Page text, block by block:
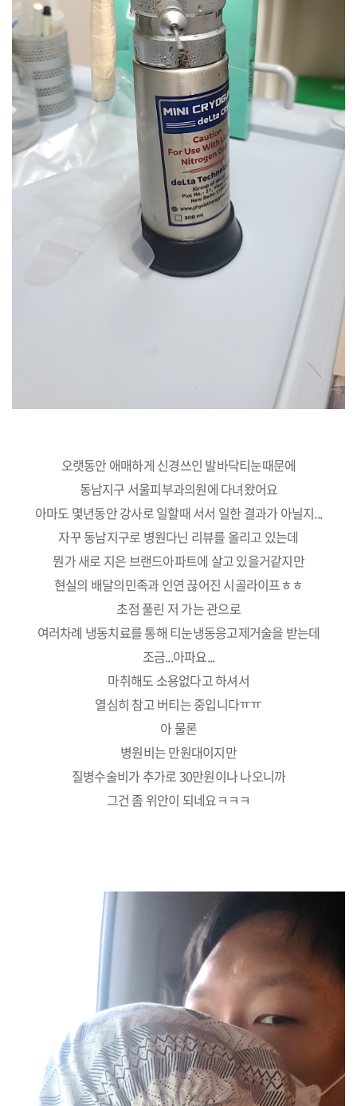
오랫동안 애매하게 신경쓰인 발바닥티눈때문에
동남지구 서울피부과의원에 다녀왔어요
아마도 몇년동안 강사로 일할때 서서 일한 결과가 아닐지...
자꾸 동남지구로 병원다닌 리뷰를 올리고 있는데
뭔가 새로 지은 브랜드아파트에 살고 있을거같지만
현실의 배달의민족과 인연 끊어진 시골라이프ㅎㅎ
초점 풀린 저 가는 관으로
여러차례 냉동치료를 통해 티눈냉동응고제거술을 받는데
조금...아파요...
마취해도 소용없다고 하셔서
열심히 참고 버티는 중입니다ㅠㅠ
아 물론
병원비는 만원대이지만
질병수술비가 추가로 30만원이나 나오니까
그건 좀 위안이 되네요ㅋㅋㅋ